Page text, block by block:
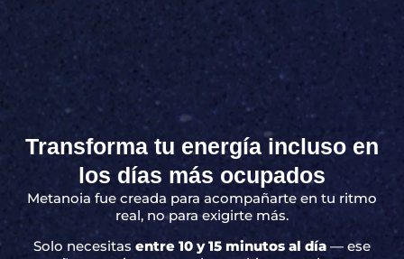
Transforma tu energía incluso en
los días más ocupados
Metanoia fue creada para acompañarte en tu ritmo
real, no para exigirte más.
Solo necesitas entre 10 y 15 minutos al día — ese